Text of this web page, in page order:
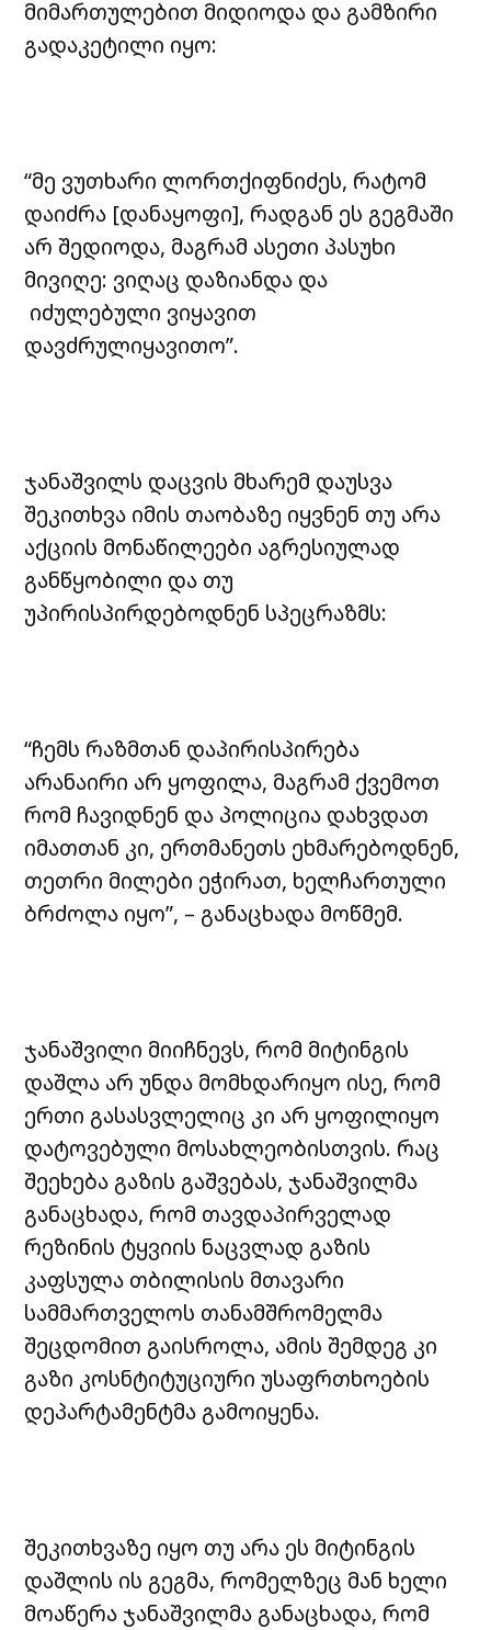
მიმართულებით მიდიოდა და გამზირი
გადაკეტილი იყო:
“მე ვუთხარი ლორთქიფნიძეს, რატომ
დაიძრა [დანაყოფი], რადგან ეს გეგმაში
არ შედიოდა, მაგრამ ასეთი პასუხი
მივიღე: ვიღაც დაზიანდა და
იძულებული ვიყავით
დავძრულიყავითო”.
ჯანაშვილს დაცვის მხარემ დაუსვა
შეკითხვა იმის თაობაზე იყვნენ თუ არა
აქციის მონაწილეები აგრესიულად
განწყობილი და თუ
უპირისპირდებოდნენ სპეცრაზმს:
“ჩემს რაზმთან დაპირისპირება
არანაირი არ ყოფილა, მაგრამ ქვემოთ
რომ ჩავიდნენ და პოლიცია დახვდათ
იმათთან კი, ერთმანეთს ეხმარებოდნენ,
თეთრი მილები ეჭირათ, ხელჩართული
ბრძოლა იყო”, – განაცხადა მოწმემ.
ჯანაშვილი მიიჩნევს, რომ მიტინგის
დაშლა არ უნდა მომხდარიყო ისე, რომ
ერთი გასასვლელიც კი არ ყოფილიყო
დატოვებული მოსახლეობისთვის. რაც
შეეხება გაზის გაშვებას, ჯანაშვილმა
განაცხადა, რომ თავდაპირველად
რეზინის ტყვიის ნაცვლად გაზის
კაფსულა თბილისის მთავარი
სამმართველოს თანამშრომელმა
შეცდომით გაისროლა, ამის შემდეგ კი
გაზი კოსნტიტუციური უსაფრთხოების
დეპარტამენტმა გამოიყენა.
შეკითხვაზე იყო თუ არა ეს მიტინგის
დაშლის ის გეგმა, რომელზეც მან ხელი
მოაწერა ჯანაშვილმა განაცხადა, რომ